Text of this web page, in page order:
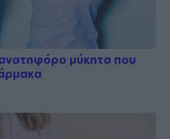
μύκητα που